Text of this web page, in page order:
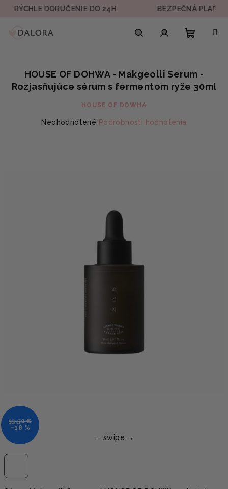
PrejsťDORUČENIE DO 24H BEZPEČNÁ PLATBA
košík
HOUSE OF DOHWA - Makgeolli Serum -
Rozjasňujúce sérum s fermentom ryže 30ml
HOUSE OF DOWHA
Priemerné
Neohodnotené Podrobnosti hodnotenia
33,50 €
–18 %